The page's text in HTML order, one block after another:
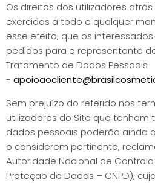
Os direitos dos utilizadores
exercidos a todo e qualquer
esse efeito, que os
pedidos para o representante
Tratamento de Dados Pessoais
-
Sem prejuízo do referido nos
utilizadores do Site que tenham
dados pessoais poderão ainda
o considerem pertinente,
Autoridade Nacional de
Proteção de Dados – CNPD),